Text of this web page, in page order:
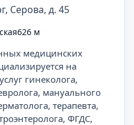
Серова, д. 45
626 м
медицинских
на
гинеколога,
мануального
терапевта,
ФГДС,